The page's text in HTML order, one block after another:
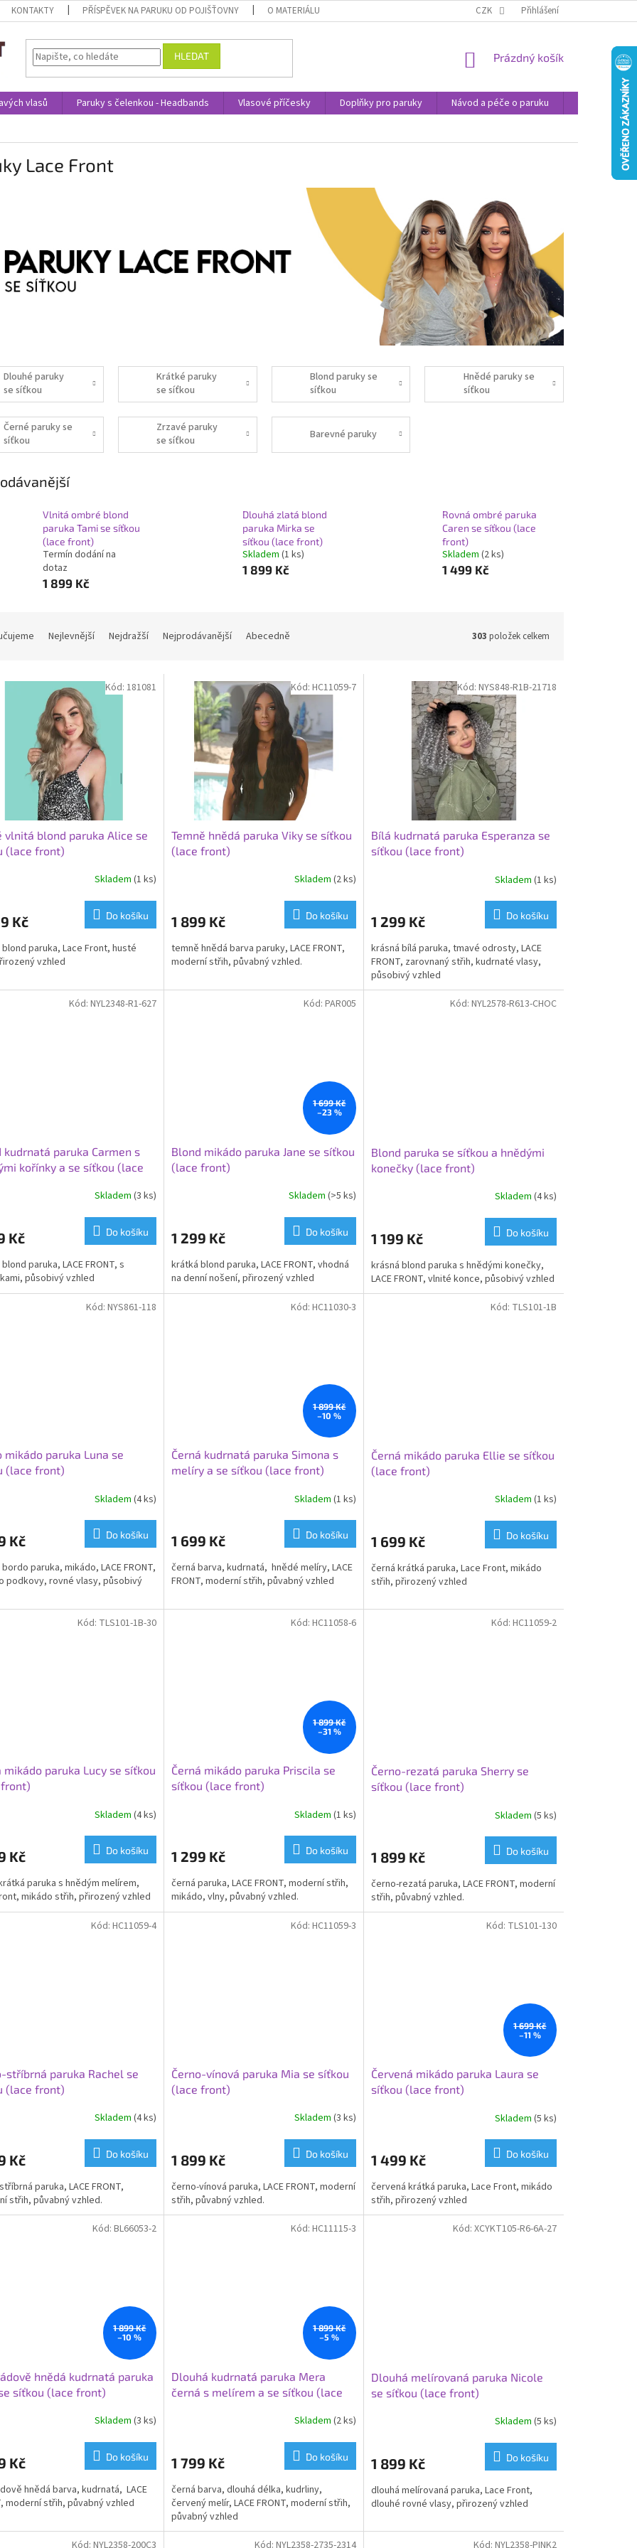
KONTAKTY PŘÍSPĚVEK NA PARUKU OD POJIŠŤOVNY O MATERIÁLU OBCHODNÍ PODMÍNKY PODMÍNKY
CZK Přihlášení
HLEDAT
NÁKUPNÍ
Prázdný košík
vlasů Paruky s čelenkou - Headbands Vlasové příčesky Doplňky pro paruky Návod a péče o paruku
Příspěvek
Lace Front
Dlouhé paruky
se síťkou
Krátké paruky
se síťkou
Blond paruky se
síťkou
Hnědé paruky se
síťkou
Černé paruky se
síťkou
Zrzavé paruky
se síťkou
Barevné paruky
Vlnitá ombré blond
paruka Tami se síťkou
(lace front)
Termín dodání na
dotaz
1 899 Kč
Dlouhá zlatá blond
paruka Mirka se
síťkou (lace front)
Skladem (1 ks)
1 899 Kč
Rovná ombré paruka
Caren se síťkou (lace
front)
Skladem (2 ks)
1 499 Kč
Nejlevnější Nejdražší Nejprodávanější Abecedně 303 položek celkem
vlnitá blond paruka Alice se
(lace front)
Skladem (1 ks)
Kč Do košíku
paruka, Lace Front, husté
vzhled
Kód: 181081
Temně hnědá paruka Viky se síťkou
(lace front)
Skladem (2 ks)
1 899 Kč Do košíku
temně hnědá barva paruky, LACE FRONT,
moderní střih, půvabný vzhled.
Kód: HC11059-7
Bílá kudrnatá paruka Esperanza se
síťkou (lace front)
Skladem (1 ks)
1 299 Kč Do košíku
krásná bílá paruka, tmavé odrosty, LACE
FRONT, zarovnaný střih, kudrnaté vlasy,
působivý vzhled
Kód: NYS848-R1B-21718
kudrnatá paruka Carmen s
kořínky a se síťkou (lace
Skladem (3 ks)
Kč Do košíku
paruka, LACE FRONT, s
působivý vzhled
Kód: NYL2348-R1-627
1 699 Kč
–23 %
Blond mikádo paruka Jane se síťkou
(lace front)
Skladem (>5 ks)
1 299 Kč Do košíku
krátká blond paruka, LACE FRONT, vhodná
na denní nošení, přirozený vzhled
Kód: PAR005
Blond paruka se síťkou a hnědými
konečky (lace front)
Skladem (4 ks)
1 199 Kč Do košíku
krásná blond paruka s hnědými konečky,
LACE FRONT, vlnité konce, působivý vzhled
Kód: NYL2578-R613-CHOC
mikádo paruka Luna se
(lace front)
Skladem (4 ks)
Kč Do košíku
paruka, mikádo, LACE FRONT,
podkovy, rovné vlasy, působivý
Kód: NYS861-118
1 899 Kč
–10 %
Černá kudrnatá paruka Simona s
melíry a se síťkou (lace front)
Skladem (1 ks)
1 699 Kč Do košíku
černá barva, kudrnatá, hnědé melíry, LACE
FRONT, moderní střih, půvabný vzhled
Kód: HC11030-3
Černá mikádo paruka Ellie se síťkou
(lace front)
Skladem (1 ks)
1 699 Kč Do košíku
černá krátká paruka, Lace Front, mikádo
střih, přirozený vzhled
Kód: TLS101-1B
mikádo paruka Lucy se síťkou
Skladem (4 ks)
Kč Do košíku
paruka s hnědým melírem,
mikádo střih, přirozený vzhled
Kód: TLS101-1B-30
1 899 Kč
–31 %
Černá mikádo paruka Priscila se
síťkou (lace front)
Skladem (1 ks)
1 299 Kč Do košíku
černá paruka, LACE FRONT, moderní střih,
mikádo, vlny, půvabný vzhled.
Kód: HC11058-6
Černo-rezatá paruka Sherry se
síťkou (lace front)
Skladem (5 ks)
1 899 Kč Do košíku
černo-rezatá paruka, LACE FRONT, moderní
střih, půvabný vzhled.
Kód: HC11059-2
stříbrná paruka Rachel se
(lace front)
Skladem (4 ks)
Kč Do košíku
paruka, LACE FRONT,
střih, půvabný vzhled.
Kód: HC11059-4
Černo-vínová paruka Mia se síťkou
(lace front)
Skladem (3 ks)
1 899 Kč Do košíku
černo-vínová paruka, LACE FRONT, moderní
střih, půvabný vzhled.
Kód: HC11059-3
1 699 Kč
–11 %
Červená mikádo paruka Laura se
síťkou (lace front)
Skladem (5 ks)
1 499 Kč Do košíku
červená krátká paruka, Lace Front, mikádo
střih, přirozený vzhled
Kód: TLS101-130
1 899 Kč
–10 %
hnědá kudrnatá paruka
síťkou (lace front)
Skladem (3 ks)
Kč Do košíku
hnědá barva, kudrnatá, LACE
moderní střih, půvabný vzhled
Kód: BL66053-2
1 899 Kč
–5 %
Dlouhá kudrnatá paruka Mera
černá s melírem a se síťkou (lace
Skladem (2 ks)
1 799 Kč Do košíku
černá barva, dlouhá délka, kudrliny,
červený melír, LACE FRONT, moderní střih,
půvabný vzhled
Kód: HC11115-3
Dlouhá melírovaná paruka Nicole
se síťkou (lace front)
Skladem (5 ks)
1 899 Kč Do košíku
dlouhá melírovaná paruka, Lace Front,
dlouhé rovné vlasy, přirozený vzhled
Kód: XCYKT105-R6-6A-27
Kód: NYL2358-200C3 Kód: NYL2358-2735-2314 Kód: NYL2358-PINK2